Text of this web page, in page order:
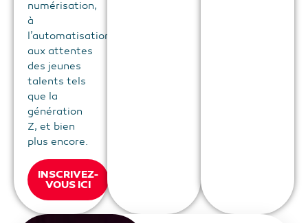
numérisation,
à
l’automatisation,
aux attentes
des jeunes
talents tels
que la
génération
Z, et bien
plus encore.
INSCRIVEZ-
VOUS ICI